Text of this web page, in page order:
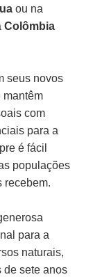
ou na
Colômbia
seus novos
mantêm
com
para a
é fácil
populações
recebem.
para a
naturais,
de sete anos